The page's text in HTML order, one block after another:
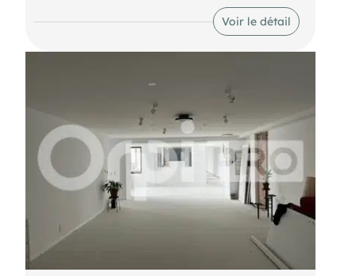
- Honoraires : 5.4% TTC à la charge de l'acquéreur
Voir le détail